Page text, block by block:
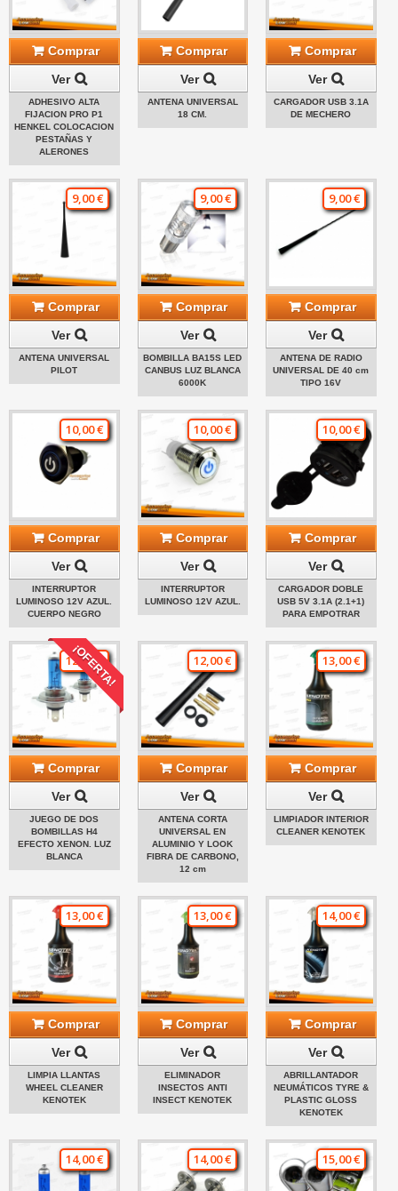
Comprar
Ver
ADHESIVO ALTA
FIJACION PRO P1
HENKEL COLOCACION
PESTAÑAS Y
ALERONES
Comprar
Ver
ANTENA UNIVERSAL
18 CM.
Comprar
Ver
CARGADOR USB 3.1A
DE MECHERO
9,00 €
Comprar
Ver
ANTENA UNIVERSAL
PILOT
9,00 €
Comprar
Ver
BOMBILLA BA15S LED
CANBUS LUZ BLANCA
6000K
9,00 €
Comprar
Ver
ANTENA DE RADIO
UNIVERSAL DE 40 cm
TIPO 16V
10,00 €
Comprar
Ver
INTERRUPTOR
LUMINOSO 12V AZUL.
CUERPO NEGRO
10,00 €
Comprar
Ver
INTERRUPTOR
LUMINOSO 12V AZUL.
10,00 €
Comprar
Ver
CARGADOR DOBLE
USB 5V 3.1A (2.1+1)
PARA EMPOTRAR
¡OFERTA!
12,00 €
Comprar
Ver
JUEGO DE DOS
BOMBILLAS H4
EFECTO XENON. LUZ
BLANCA
12,00 €
Comprar
Ver
ANTENA CORTA
UNIVERSAL EN
ALUMINIO Y LOOK
FIBRA DE CARBONO,
12 cm
13,00 €
Comprar
Ver
LIMPIADOR INTERIOR
CLEANER KENOTEK
13,00 €
Comprar
Ver
LIMPIA LLANTAS
WHEEL CLEANER
KENOTEK
13,00 €
Comprar
Ver
ELIMINADOR
INSECTOS ANTI
INSECT KENOTEK
14,00 €
Comprar
Ver
ABRILLANTADOR
NEUMÁTICOS TYRE &
PLASTIC GLOSS
KENOTEK
14,00 € 14,00 € 15,00 €